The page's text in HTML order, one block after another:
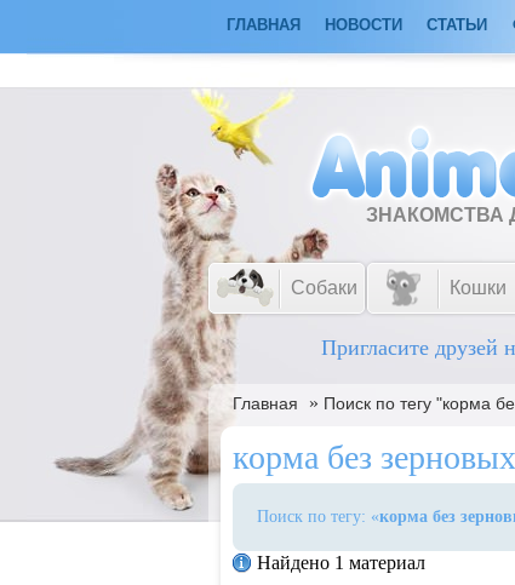
ГЛАВНАЯ НОВОСТИ СТАТЬИ
Собаки Кошки
Пригласите друзей
Главная » Поиск по тегу "корма
корма без зерновых
Поиск по тегу: «корма без
Найдено 1 материал